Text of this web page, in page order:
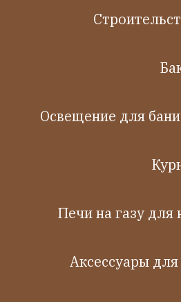
Освещение для
Печи на газу для
Аксессуары